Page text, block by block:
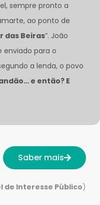
sempre pronto a
ao ponto de
das Beiras”. João
enviado para o
a lenda, o povo
e então? E
Saber mais
de Interesse Público)